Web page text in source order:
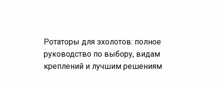
Ротаторы для эхолотов: полное
руководство по выбору, видам
креплений и лучшим решениям